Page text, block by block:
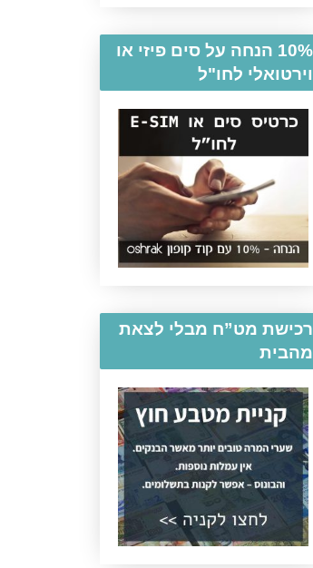
10% הנחה על סים פיזי או
וירטואלי לחו"ל
רכישת מט”ח מבלי לצאת
מהבית